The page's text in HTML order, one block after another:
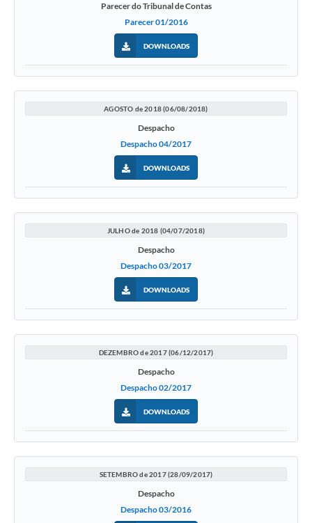
HISTÓRICO - ADM
Relação de Cargos e Salários
Parecer do Tribunal de Contas
Parecer 01/2016
DOWNLOADS
AGOSTO de 2018 (06/08/2018)
Despacho
Despacho 04/2017
DOWNLOADS
JULHO de 2018 (04/07/2018)
Despacho
Despacho 03/2017
DOWNLOADS
DEZEMBRO de 2017 (06/12/2017)
Despacho
Despacho 02/2017
DOWNLOADS
SETEMBRO de 2017 (28/09/2017)
Despacho
Despacho 03/2016